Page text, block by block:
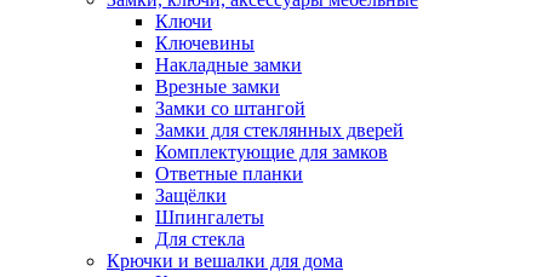
Ключи
Ключевины
Накладные замки
Врезные замки
Замки со штангой
Замки для стеклянных дверей
Комплектующие для замков
Ответные планки
Защёлки
Шпингалеты
Для стекла
Крючки и вешалки для дома